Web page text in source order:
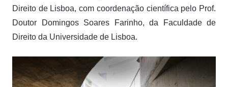
Direito de Lisboa, com coordenação científica pelo Prof.
Doutor Domingos Soares Farinho, da Faculdade de
Direito da Universidade de Lisboa.